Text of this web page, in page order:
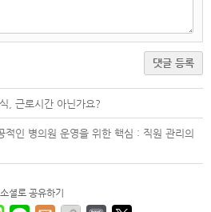
댓글 등록
, 근로시간 아닌가요?
적인 병의원 운영을 위한 핵심 : 직원 관리의
소셜로 공유하기